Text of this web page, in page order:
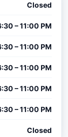
Closed
– 11:00 PM
– 11:00 PM
– 11:00 PM
– 11:00 PM
– 11:00 PM
Closed